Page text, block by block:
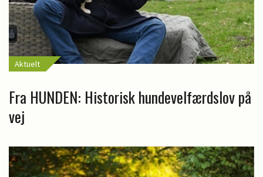
Aktuelt
Fra HUNDEN: Historisk hundevelfærdslov på
vej